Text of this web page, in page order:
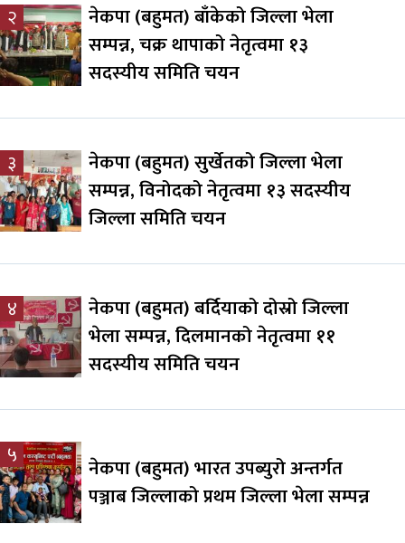
२
नेकपा (बहुमत) बाँकेको जिल्ला भेला
सम्पन्न, चक्र थापाको नेतृत्वमा १३
सदस्यीय समिति चयन
३
नेकपा (बहुमत) सुर्खेतको जिल्ला भेला
सम्पन्न, विनोदको नेतृत्वमा १३ सदस्यीय
जिल्ला समिति चयन
४
नेकपा (बहुमत) बर्दियाको दोस्रो जिल्ला
भेला सम्पन्न, दिलमानको नेतृत्वमा ११
सदस्यीय समिति चयन
५
नेकपा (बहुमत) भारत उपब्युरो अन्तर्गत
पञ्जाब जिल्लाको प्रथम जिल्ला भेला सम्पन्न